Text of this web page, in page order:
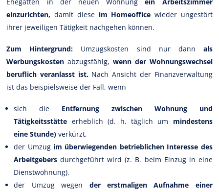
einzurichten,damit diese im Homeoffice wieder ungestört
ihrer jeweiligen Tätigkeit nachgehen können.
Zum Hintergrund: Umzugskosten sind nur dann als
Werbungskosten abzugsfähig, wenn der Wohnungswechsel
beruflich veranlasst ist.Nach Ansicht der Finanzverwaltung
ist das beispielsweise der Fall, wenn
sich die Entfernung zwischen Wohnung und
Tätigkeitsstätte erheblich (d. h. täglich um mindestens
eine Stunde) verkürzt,
der Umzug im überwiegenden betrieblichen Interesse des
Arbeitgebers durchgeführt wird (z. B. beim Einzug in eine
Dienstwohnung),
der Umzug wegen der erstmaligen Aufnahme einer